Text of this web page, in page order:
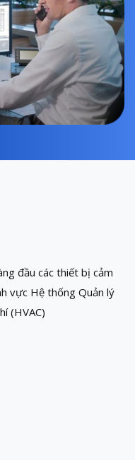
đầu các thiết bị cảm
vực Hệ thống Quản lý
(HVAC)